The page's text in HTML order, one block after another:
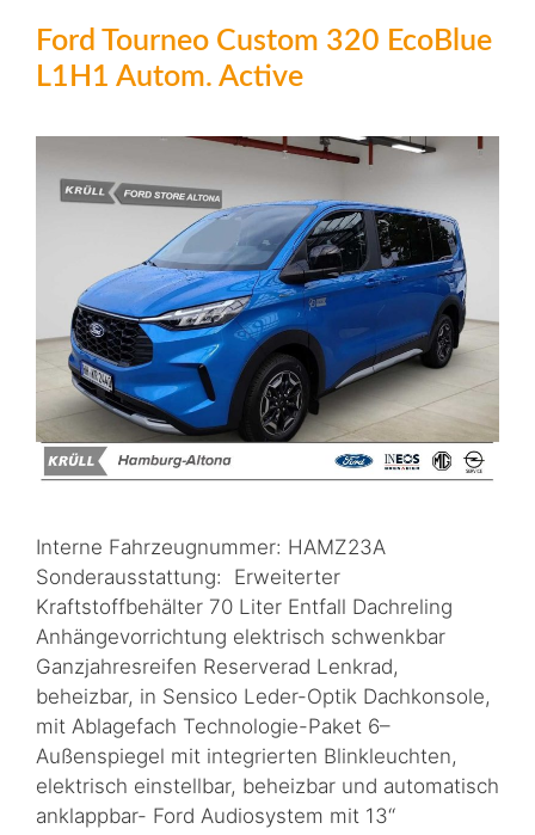
Ford Tourneo Custom 320 EcoBlue
L1H1 Autom. Active
Interne Fahrzeugnummer: HAMZ23A
Sonderausstattung: Erweiterter
Kraftstoffbehälter 70 Liter Entfall Dachreling
Anhängevorrichtung elektrisch schwenkbar
Ganzjahresreifen Reserverad Lenkrad,
beheizbar, in Sensico Leder-Optik Dachkonsole,
mit Ablagefach Technologie-Paket 6–
Außenspiegel mit integrierten Blinkleuchten,
elektrisch einstellbar, beheizbar und automatisch
anklappbar- Ford Audiosystem mit 13‘‘